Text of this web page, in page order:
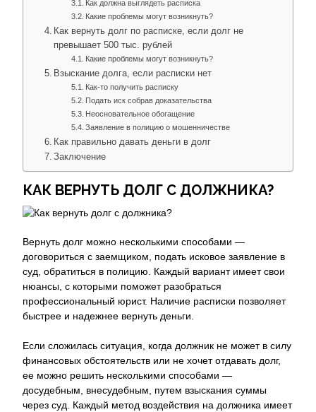
Как должна выглядеть расписка
Какие проблемы могут возникнуть?
Как вернуть долг по расписке, если долг не
превышает 500 тыс. рублей
Какие проблемы могут возникнуть?
Взыскание долга, если расписки нет
Как-то получить расписку
Подать иск собрав доказательства
Неосновательное обогащение
Заявление в полицию о мошенничестве
Как правильно давать деньги в долг
Заключение
КАК ВЕРНУТЬ ДОЛГ С ДОЛЖНИКА?
Вернуть долг можно несколькими способами —
договориться с заемщиком, подать исковое заявление в
суд, обратиться в полицию. Каждый вариант имеет свои
нюансы, с которыми поможет разобраться
профессиональный юрист. Наличие расписки позволяет
быстрее и надежнее вернуть деньги.
Если сложилась ситуация, когда должник не может в силу
финансовых обстоятельств или не хочет отдавать долг,
ее можно решить несколькими способами —
досудебным, внесудебным, путем взыскания суммы
через суд. Каждый метод воздействия на должника имеет